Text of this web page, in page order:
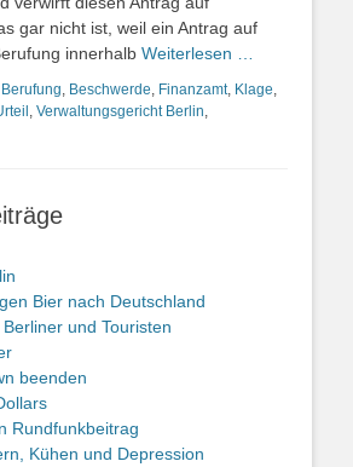
gar nicht ist, weil ein Antrag auf
innerhalb Weiterlesen …
Berufung Beschwerde Finanzamt, Klage
Verwaltungsgericht Berlin
Bier nach Deutschland
und Touristen
beenden
Rundfunkbeitrag
Kühen und Depression